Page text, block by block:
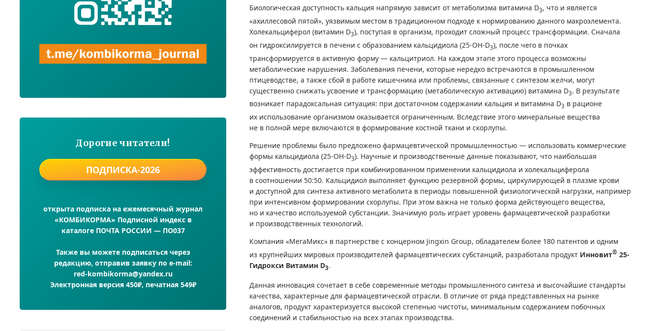
Биологическая доступность кальция напрямую зависит от метаболизма витамина D3, что и является
«ахиллесовой пятой», уязвимым местом в традиционном подходе к нормированию данного макроэлемента.
Холекальциферол (витамин D3), поступая в организм, проходит сложный процесс трансформации. Сначала
он гидроксилируется в печени с образованием кальцидиола (25-ОН-D3), после чего в почках
трансформируется в активную форму — кальцитриол. На каждом этапе этого процесса возможны
метаболические нарушения. Заболевания печени, которые нередко встречаются в промышленном
птицеводстве, а также сбой в работе кишечника или проблемы, связанные с синтезом желчи, могут
существенно снижать усвоение и трансформацию (метаболическую активацию) витамина D3. В результате
возникает парадоксальная ситуация: при достаточном содержании кальция и витамина D3 в рационе
их использование организмом оказывается ограниченным. Вследствие этого минеральные вещества
не в полной мере включаются в формирование костной ткани и скорлупы.
Решение проблемы было предложено фармацевтической промышленностью — использовать коммерческие
формы кальцидиола (25-ОН-D3). Научные и производственные данные показывают, что наибольшая
эффективность достигается при комбинированном применении кальцидиола и холекальциферола
в соотношении 50:50. Кальцидиол выполняет функцию резервной формы, циркулирующей в плазме крови
и доступной для синтеза активного метаболита в периоды повышенной физиологической нагрузки, например
при интенсивном формировании скорлупы. При этом важна не только форма действующего вещества,
но и качество используемой субстанции. Значимую роль играет уровень фармацевтической разработки
и производственных технологий.
Компания «МегаМикс» в партнерстве с концерном Jingxin Group, обладателем более 180 патентов и одним
из крупнейших мировых производителей фармацевтических субстанций, разработала продукт Инновит® 25-
Гидрокси Витамин D3.
Данная инновация сочетает в себе современные методы промышленного синтеза и высочайшие стандарты
качества, характерные для фармацевтической отрасли. В отличие от ряда представленных на рынке
аналогов, продукт характеризуется высокой степенью чистоты, минимальным содержанием побочных
соединений и стабильностью на всех этапах производства.
Дорогие читатели!
ПОДПИСКА-2026
открыта подписка на ежемесячный журнал
«КОМБИКОРМА» Подписной индекс в
каталоге ПОЧТА РОССИИ — ПО037
Также вы можете подписаться через
редакцию, отправив заявку по e-mail:
red-kombikorma@yandex.ru
Электронная версия 450₽, печатная 549₽